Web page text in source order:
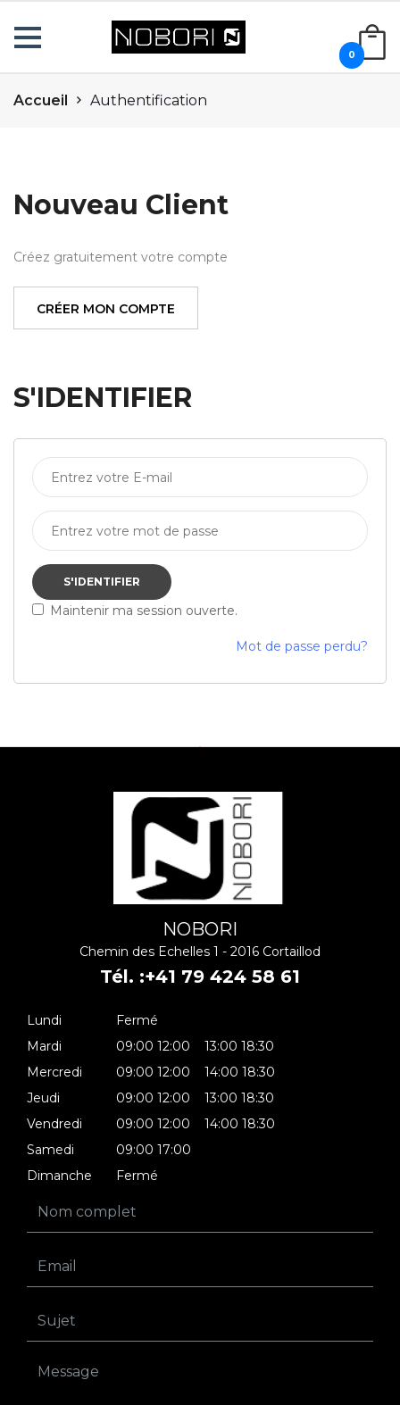
0
Accueil Authentification
Nouveau Client
Créez gratuitement votre compte
CRÉER MON COMPTE
S'IDENTIFIER
S'IDENTIFIER
Maintenir ma session ouverte.
Mot de passe perdu?
NOBORI
Chemin des Echelles 1 - 2016 Cortaillod
Tél. :+41 79 424 58 61
Lundi
Fermé
Mardi
09:00 12:00 13:00 18:30
Mercredi
09:00 12:00 14:00 18:30
Jeudi
09:00 12:00 13:00 18:30
Vendredi
09:00 12:00 14:00 18:30
Samedi
09:00 17:00
Dimanche
Fermé